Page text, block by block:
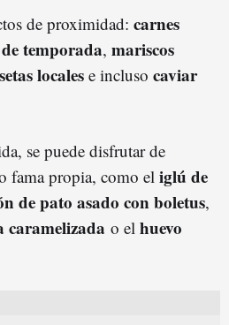
de proximidad: carnes
temporada, mariscos
setas locales e incluso caviar
se puede disfrutar de
fama propia, como el iglú de
de pato asado con boletus,
caramelizada o el huevo